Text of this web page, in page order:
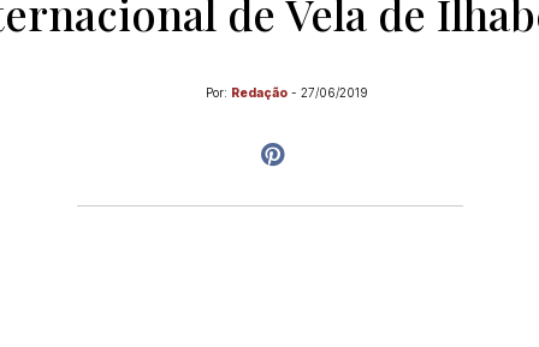
de Vela de
Por: Redação - 27/06/2019